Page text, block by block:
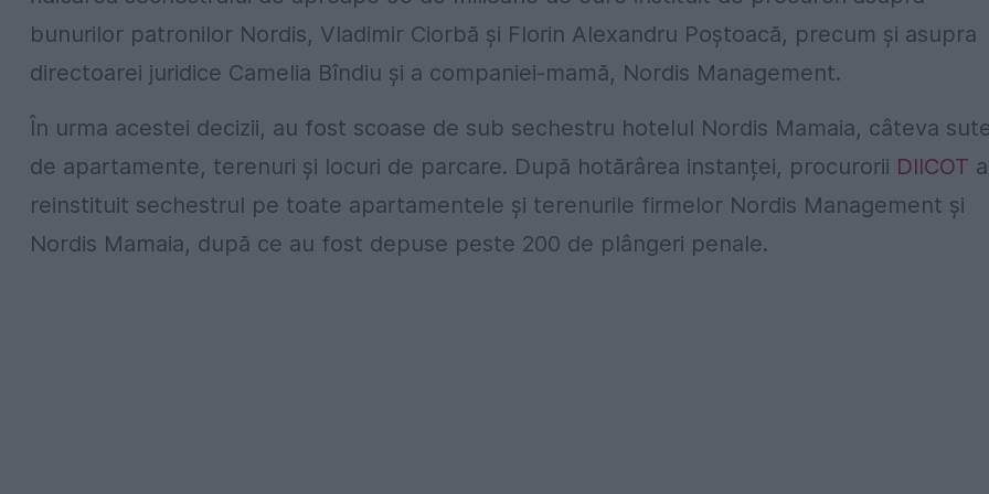
bunurilor patronilor Nordis, Vladimir Ciorbă și Florin Alexandru Poștoacă, precum și asupra
directoarei juridice Camelia Bîndiu și a companiei-mamă, Nordis Management.
În urma acestei decizii, au fost scoase de sub sechestru hotelul Nordis Mamaia, câteva
de apartamente, terenuri și locuri de parcare. După hotărârea instanței, procurorii DIICOT
reinstituit sechestrul pe toate apartamentele și terenurile firmelor Nordis Management și
Nordis Mamaia, după ce au fost depuse peste 200 de plângeri penale.